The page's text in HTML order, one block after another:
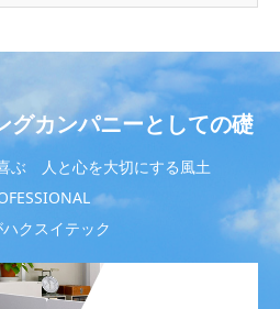
グカンパニーとしての礎
ぶ 人と心を大切にする風土
クスイテック